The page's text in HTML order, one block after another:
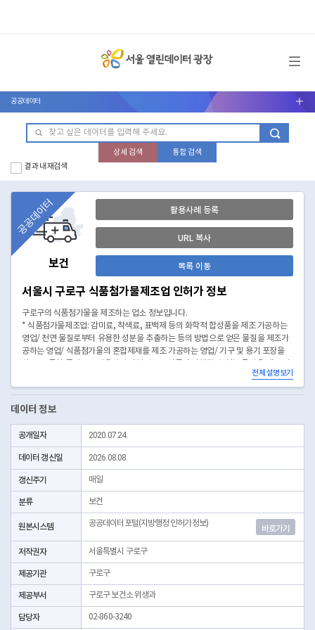
메뉴 열기
공공데이터 서브메뉴 열기
상세 검색
통합 검색
결과 내 재검색
보건
공공데이터 활용사례 등록
URL 복사
목록 이동
서울시 구로구 식품첨가물제조업 인허가 정보
구로구의 식품첨가물을 제조하는 업소 정보입니다.
* 식품첨가물제조업: 감미료, 착색료, 표백제 등의 화학적 합성품을 제조 가공하는
영업/ 천연 물질로부터 유용한 성분을 추출하는 등의 방법으로 얻은 물질을 제조가
공하는 영업/ 식품첨가물의 혼합제재를 제조 가공하는 영업/ 기구 및 용기 포장을
* 좌표안내 : 중부원점TM(EPSG:5174) 좌표계에 따른 해당위치의 좌표정보이며 위
* 본 데이터는 3일전 자료를 제공합니다.
전체 설명보기
데이터 정보
공개일자 2020.07.24.
데이터 갱신일 2026.08.08.
갱신주기 매일
분류 보건
원본시스템 공공데이터포털(지방행정 인허가정보)
바로가기
저작권자 서울특별시 구로구
제공기관 구로구
제공부서 구로구 보건소 위생과
담당자 02-860-3240